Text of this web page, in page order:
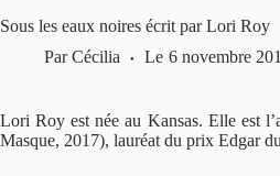
Sous les eaux noires écrit par Lori Roy
Par Cécilia Le 6 novembre
Lori Roy est née au Kansas. Elle est
Masque, 2017), lauréat du prix Edgar